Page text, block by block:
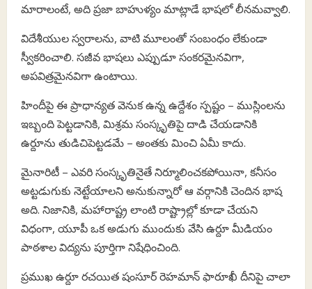
మారాలంటే, అది ప్రజా బాహుళ్యం మాట్లాడే భాషలో లీనమవ్వాలి.
విదేశీయుల స్వరాలను, వాటి మూలంతో సంబంధం లేకుండా
స్వీకరించాలి. సజీవ భాషలు ఎప్పుడూ సంకరమైనవిగా,
అపవిత్రమైనవిగా ఉంటాయి.
హిందీపై ఈ ప్రాధాన్యత వెనుక ఉన్న ఉద్దేశం స్పష్టం – ముస్లింలను
ఇబ్బంది పెట్టడానికి, మిశ్రమ సంస్కృతిపై దాడి చేయడానికి
ఉర్దూను తుడిచిపెట్టడమే – అంతకు మించి ఏమీ కాదు.
మైనారిటీ – ఎవరి సంస్కృతినైతే నిర్మూలించకపోయినా, కనీసం
అట్టడుగుకు నెట్టేయాలని అనుకున్నారో ఆ వర్గానికి చెందిన భాష
అది. నిజానికి, మహారాష్ట్ర లాంటి రాష్ట్రాల్లో కూడా చేయని
విధంగా, యూపీ ఒక అడుగు ముందుకు వేసి ఉర్దూ మీడియం
పాఠశాల విద్యను పూర్తిగా నిషేధించింది.
ప్రముఖ ఉర్దూ రచయిత షంసూర్ రెహమాన్ ఫారూఖీ దీనిపై చాలా